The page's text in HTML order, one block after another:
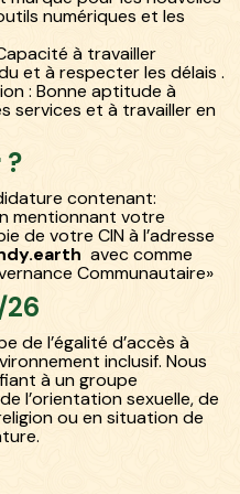
numériques et les
à travailler
et à respecter les délais .
: Bonne aptitude à
services et à travailler en
contenant:
mentionnant votre
de votre CIN à l’adresse
avec comme
Communautaire»
de l’égalité d’accès à
inclusif. Nous
à un groupe
l’orientation sexuelle, de
ou en situation de